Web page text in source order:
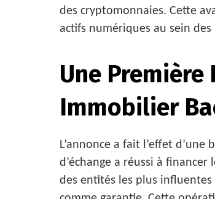
des cryptomonnaies. Cette
actifs numériques au sein
Une
Immobilier
L’annonce a fait l’effet
d’échange a réussi à
des entités les plus